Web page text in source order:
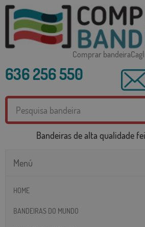
Comprar
636 256 550
Bandeiras de alta qualidade
Menú
HOME
BANDEIRAS DO MUNDO